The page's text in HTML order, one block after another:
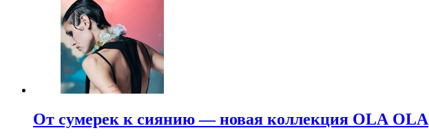
От сумерек к сиянию — новая коллекция OLA OLA